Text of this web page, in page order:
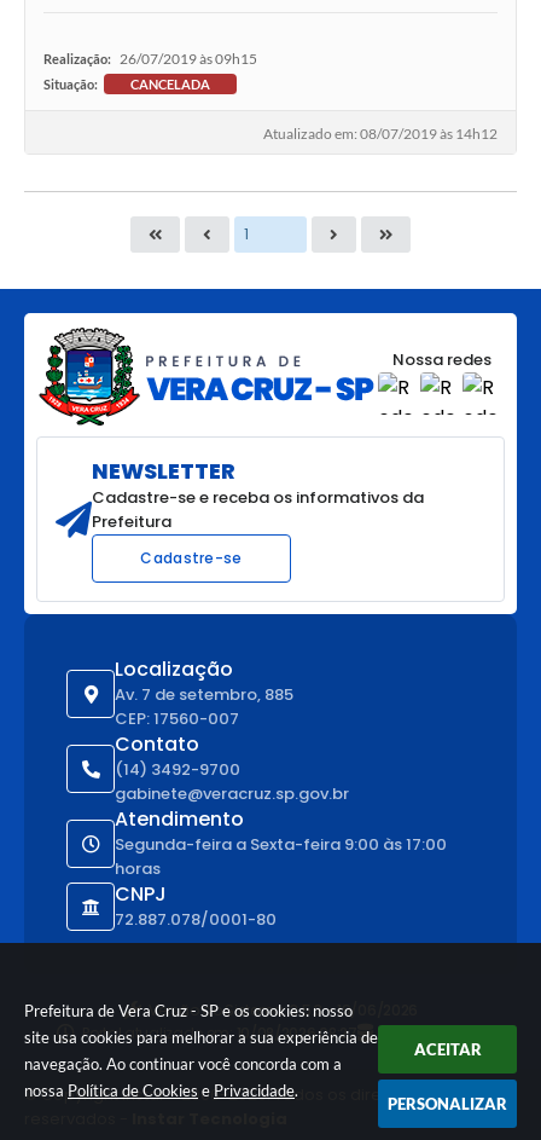
Prefeitura de Vera Cruz - SP e os cookies: nosso
site usa cookies para melhorar a sua experiência de
navegação. Ao continuar você concorda com a
nossa Política de Cookies e Privacidade.
ACEITAR
PERSONALIZAR
Realização: 26/07/2019 às 09h15
Situação: CANCELADA
Atualizado em: 08/07/2019 às 14h12
Localização
Av. 7 de setembro, 885
CEP: 17560-007
Contato
(14) 3492-9700
gabinete@veracruz.sp.gov.br
Atendimento
Segunda-feira a Sexta-feira 9:00 às 17:00
horas
CNPJ
72.887.078/0001-80
Nossa redes
NEWSLETTER
Cadastre-se e receba os informativos da
Prefeitura
Cadastre-se
Versão do Sistema:3.5.3 - 19/06/2026
Portal atualizado em: 10/08/2026 08:27 Dados Abertos
© Copyright Instar - 2006-2026. Todos os direitos